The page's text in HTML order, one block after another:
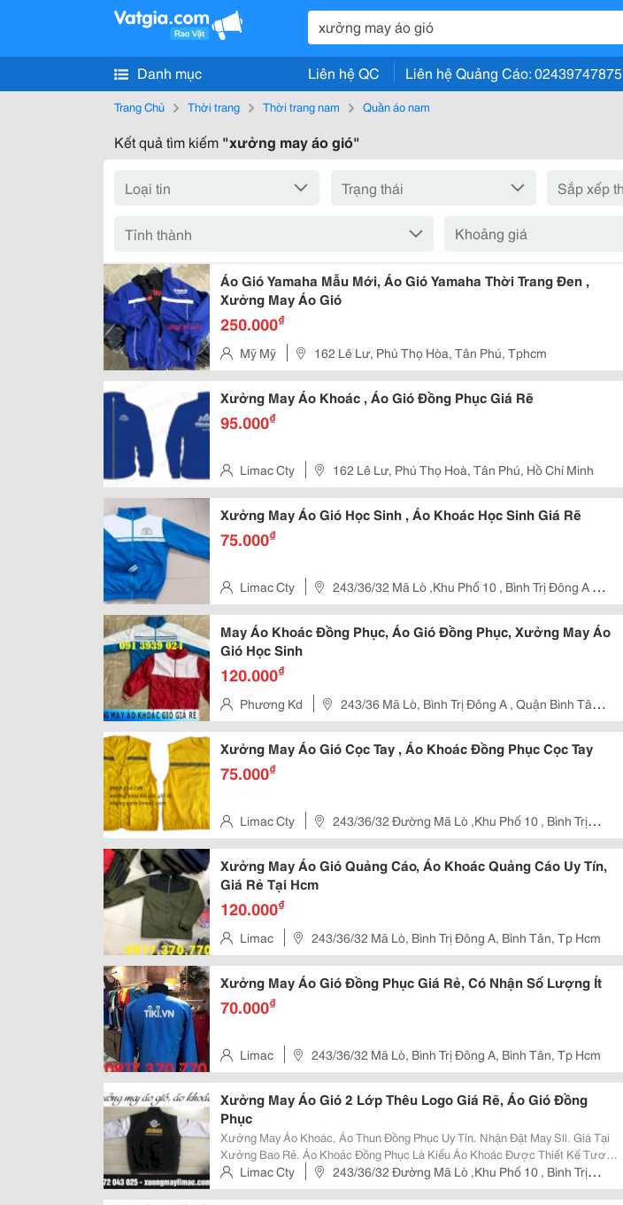
Danh mục Liên hệ QC Liên hệ Quảng Cáo: 02439747875
Trang Chủ Thời trang Thời trang nam Quần áo nam
Kết quả tìm kiếm "xưởng may áo gió"
Khoảng giá
Áo Gió Yamaha Mẫu Mới, Áo Gió Yamaha Thời Trang Đen ,
Xưởng May Áo Gió
250.000₫
Mỹ Mỹ 162 Lê Lư, Phú Thọ Hòa, Tân Phú, Tphcm
Xưởng May Áo Khoác , Áo Gió Đồng Phục Giá Rẽ
95.000₫
Limac Cty 162 Lê Lư, Phú Thọ Hoà, Tân Phú, Hồ Chí Minh
Xưởng May Áo Gió Học Sinh , Áo Khoác Học Sinh Giá Rẽ
75.000₫
Limac Cty
243/36/32 Mã Lò ,Khu Phố 10 , Bình Trị Đông A ,
Quận Bình Tân , Hcm
May Áo Khoác Đồng Phục, Áo Gió Đồng Phục, Xưởng May Áo
Gió Học Sinh
120.000₫
Phương Kd
243/36 Mã Lò, Bình Trị Đông A , Quận Bình Tân ,
Hcm
Xưởng May Áo Gió Cọc Tay , Áo Khoác Đồng Phục Cọc Tay
75.000₫
Limac Cty
243/36/32 Đường Mã Lò ,Khu Phố 10 , Bình Trị
Đông A , Quận Bình Tân , Hcm
Xưởng May Áo Gió Quảng Cáo, Áo Khoác Quảng Cáo Uy Tín,
Giá Rẻ Tại Hcm
120.000₫
Limac 243/36/32 Mã Lò, Bình Trị Đông A, Bình Tân, Tp Hcm
Xưởng May Áo Gió Đồng Phục Giá Rẻ, Có Nhận Số Lượng Ít
70.000₫
Limac 243/36/32 Mã Lò, Bình Trị Đông A, Bình Tân, Tp Hcm
Xưởng May Áo Gió 2 Lớp Thêu Logo Giá Rẽ, Áo Gió Đồng
Phục
Xưởng May Áo Khoác, Áo Thun Đồng Phục Uy Tín. Nhận Đặt May Sll. Giá Tại
Xưởng Bao Rẻ. Áo Khoác Đồng Phục Là Kiểu Áo Khoác Được Thiết Kế Tương
Đồng Với Áo Khoác Thông Thường Nhưng Sẽ Được Thiết Kế Các Chi Tiết
Mang Nét Bản Sắc Của Thương Hiệu Lên...
Limac Cty
243/36/32 Đường Mã Lò ,Khu Phố 10 , Bình Trị
Đông A , Quận Bình Tân , Hcm